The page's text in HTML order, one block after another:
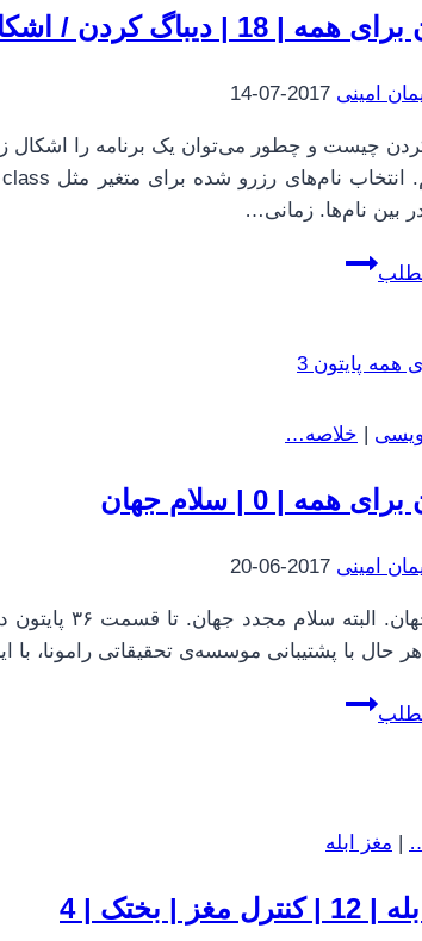
در
بررسی
منطقی،
واژگان
و
تمرین‌های
۳
| دیباگ کردن / اشکال زدایی واژگان فصل دوم
امینی 2017-07-14
بین نام‌ها. زمانی…
پایتون
|
کردن
/
زدایی
واژگان
فصل
| خلاصه…
همه | 0 | سلام جهان
امینی 2017-06-20
حال با پشتیبانی موسسه‌ی تحقیقاتی رامونا،
پایتون
سلام
جهان
| مغز ابله
مغز | بختک | 4